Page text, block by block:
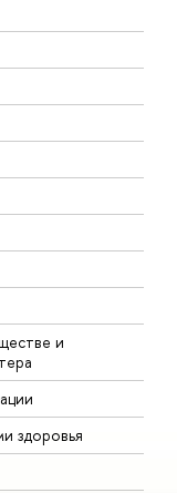
и
здоровья